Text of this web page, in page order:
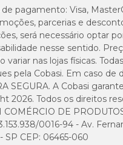
de pagamento: Visa,
parcerias e
será necessário optar
nesse sentido.
variar nas lojas físicas.
pela Cobasi. Em caso de
SEGURA. A Cobasi
2026. Todos os direitos
COMÉRCIO DE
0016-94 - Av.
SP CEP: 06465-060